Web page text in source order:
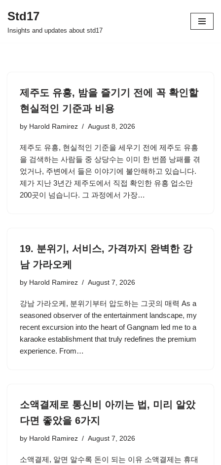
Skip
Std17
Insights and updates about std17
제주도 유흥, 밤을 즐기기 전에 꼭 확인할
현실적인 기준과 비용
by Harold Ramirez August 8, 2026
제주도 유흥, 현실적인 기준을 세우기 전에 제주도 유흥
을 검색하는 사람들 중 상당수는 이미 한 번쯤 낭패를 겪
었거나, 주변에서 들은 이야기에 불안해하고 있습니다.
제가 지난 3년간 제주도에서 직접 확인한 유흥 업소만
200곳이 넘습니다. 그 과정에서 가장…
19. 분위기, 서비스, 가격까지 완벽한 강
남 가라오케
by Harold Ramirez August 7, 2026
강남 가라오케, 분위기부터 압도하는 그곳의 매력 As a
seasoned observer of the entertainment landscape, my
recent excursion into the heart of Gangnam led me to a
karaoke establishment that truly redefines the premium
experience. From…
소액결제로 통신비 아끼는 법, 미리 알았
다면 좋았을 6가지
by Harold Ramirez August 7, 2026
소액결제, 알면 알수록 돈이 되는 이유 소액결제는 휴대